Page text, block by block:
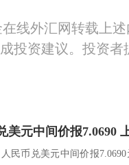
线外汇网转载上
投资建议。投资
美元中间价报7.0690
币兑美元中间价报7.0690